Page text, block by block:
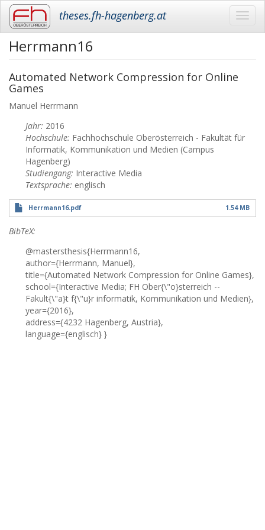
Skip
content
theses.fh-hagenberg.at
Herrmann16
Automated Network Compression for Online
Games
Manuel Herrmann
Jahr: 2016
Hochschule: Fachhochschule Oberösterreich - Fakultät für
Informatik, Kommunikation und Medien (Campus
Hagenberg)
Studiengang: Interactive Media
Textsprache: englisch
Herrmann16.pdf 1.54 MB
BibTeX:
@mastersthesis{Herrmann16,
author={Herrmann, Manuel},
title={Automated Network Compression for Online Games},
school={Interactive Media; FH Ober{\"o}sterreich --
Fakult{\"a}t f{\"u}r informatik, Kommunikation und Medien},
year={2016},
address={4232 Hagenberg, Austria},
language={englisch} }